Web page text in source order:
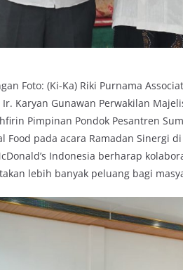
Foto: (Ki-Ka) Riki Purnama
Karyan Gunawan Perwakilan
Pimpinan Pondok Pesantren
Food pada acara Ramadan Sinergi
Indonesia berharap
lebih banyak peluang bagi